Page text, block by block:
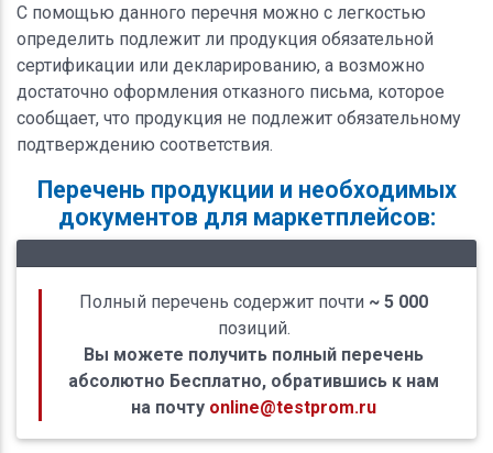
С помощью данного перечня можно с легкостью
определить подлежит ли продукция обязательной
сертификации или декларированию, а возможно
достаточно оформления отказного письма, которое
сообщает, что продукция не подлежит обязательному
подтверждению соответствия.
Перечень продукции и необходимых
документов для маркетплейсов:
Полный перечень содержит почти ~ 5 000
позиций.
Вы можете получить полный перечень
абсолютно Бесплатно, обратившись к нам
на почту online@testprom.ru